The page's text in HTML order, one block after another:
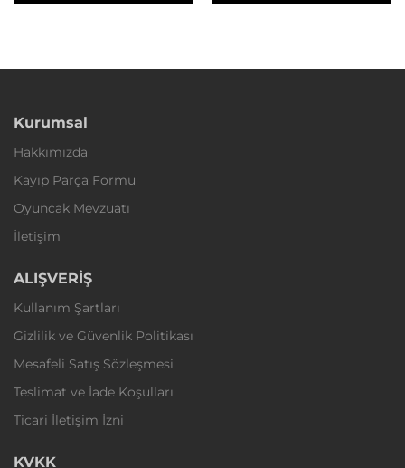
Kurumsal
Hakkımızda
Kayıp Parça Formu
Oyuncak Mevzuatı
İletişim
ALIŞVERİŞ
Kullanım Şartları
Gizlilik ve Güvenlik Politikası
Mesafeli Satış Sözleşmesi
Teslimat ve İade Koşulları
Ticari İletişim İzni
KVKK